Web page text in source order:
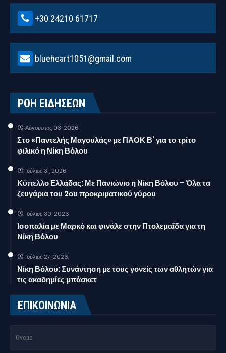
+30 24210 61717
blueheart1051@gmail.com
ΡΟΗ ΕΙΔΗΣΕΩΝ
Αύγουστος 03, 2026
Στο «Παντελής Μαγουλάς» με ΠΑΟΚ Β’ για το τρίτο
φιλικό η Νίκη Βόλου
Ιούλιος 31, 2026
Κύπελλο Ελλάδας: Με Πανιώνιο η Νίκη Βόλου – Όλα τα
ζευγάρια του 2ου προκριματικού γύρου
Ιούλιος 30, 2026
Ισοπαλία με Μαρκό και φινάλε στην Πτολεμαΐδα για τη
Νίκη Βόλου
Ιούλιος 27, 2026
Νίκη Βόλου: Συνάντηση με τους γονείς των αθλητών για
τις ακαδημίες μπάσκετ
ΕΠΙΚΟΙΝΩΝΙΑ